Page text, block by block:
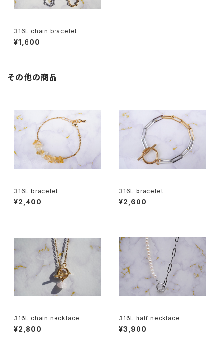
316L chain bracelet
¥1,600
その他の商品
316L bracelet
¥2,400
316L bracelet
¥2,600
316L chain necklace
¥2,800
316L half necklace
¥3,900